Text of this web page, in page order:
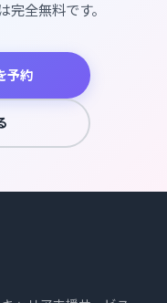
完全無料です。
予約